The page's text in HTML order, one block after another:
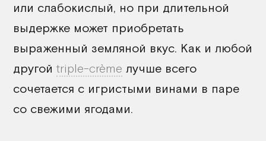
или слабокислый, но при длительной
выдержке может приобретать
выраженный земляной вкус. Как и любой
другой triple-crème лучше всего
сочетается с игристыми винами в паре
со свежими ягодами.